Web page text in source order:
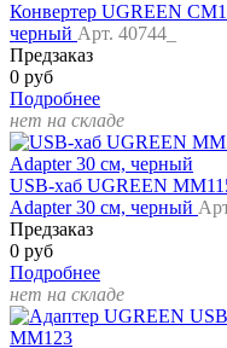
Конвертер UGREEN
черный Арт. 40744_
Предзаказ
0 руб
Подробнее
нет на складе
USB-хаб UGREEN
Adapter 30 см, черный
Предзаказ
0 руб
Подробнее
нет на складе